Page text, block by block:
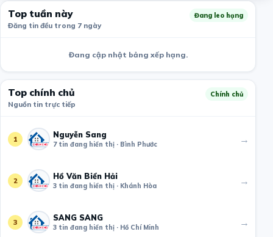
Top tuần này
Đăng tin đều trong 7 ngày
Đang leo hạng
Đang cập nhật bảng xếp hạng.
Top chính chủ
Nguồn tin trực tiếp
Chính chủ
1 Nguyễn Sang
7 tin đang hiển thị · Bình Phước →
2 Hồ Văn Biển Hải
3 tin đang hiển thị · Khánh Hòa →
3 SANG SANG
3 tin đang hiển thị · Hồ Chí Minh →